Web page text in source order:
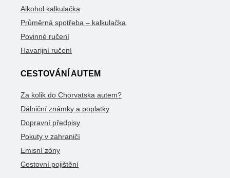
Alkohol kalkulačka
Průměrná spotřeba – kalkulačka
Povinné ručení
Havarijní ručení
CESTOVÁNÍ AUTEM
Za kolik do Chorvatska autem?
Dálniční známky a poplatky
Dopravní předpisy
Pokuty v zahraničí
Emisní zóny
Cestovní pojištění